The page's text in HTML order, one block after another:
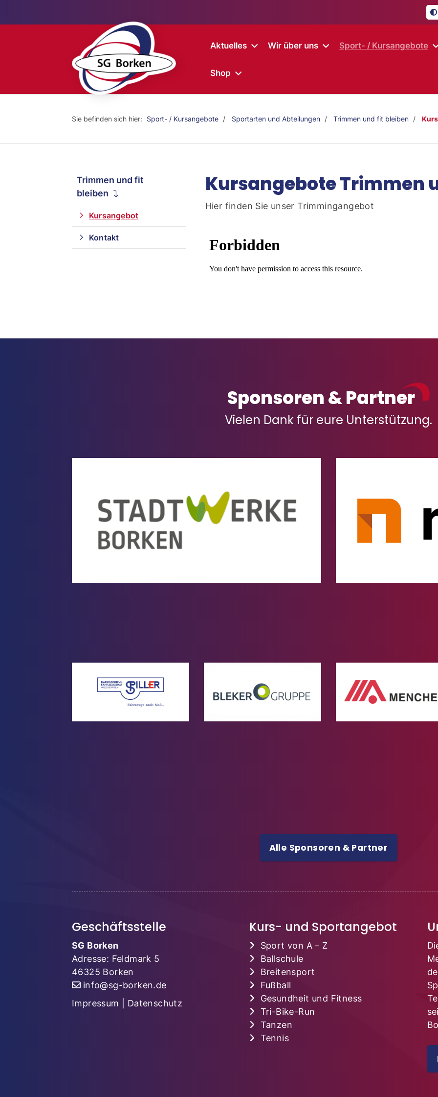
Aktuelles Wir über uns Sport- / Kursangebote
Shop
Sie befinden sich hier: Sport- / Kursangebote Sportarten und Abteilungen Trimmen und fit bleiben
Kursangebote Trimmen
Hier finden Sie unser Trimmingangebot
Trimmen und fit
bleiben
Kursangebot
Kontakt
Sponsoren & Partner
Vielen Dank für eure Unterstützung.
Alle Sponsoren & Partner
Geschäftsstelle
SG Borken
Adresse: Feldmark 5
46325 Borken
info@sg-borken.de
Impressum
Datenschutz
Kurs- und Sportangebot
Sport von A – Z
Ballschule
Breitensport
Fußball
Gesundheit und Fitness
Tri-Bike-Run
Tanzen
Tennis
Unser Sportangebot
Downloads